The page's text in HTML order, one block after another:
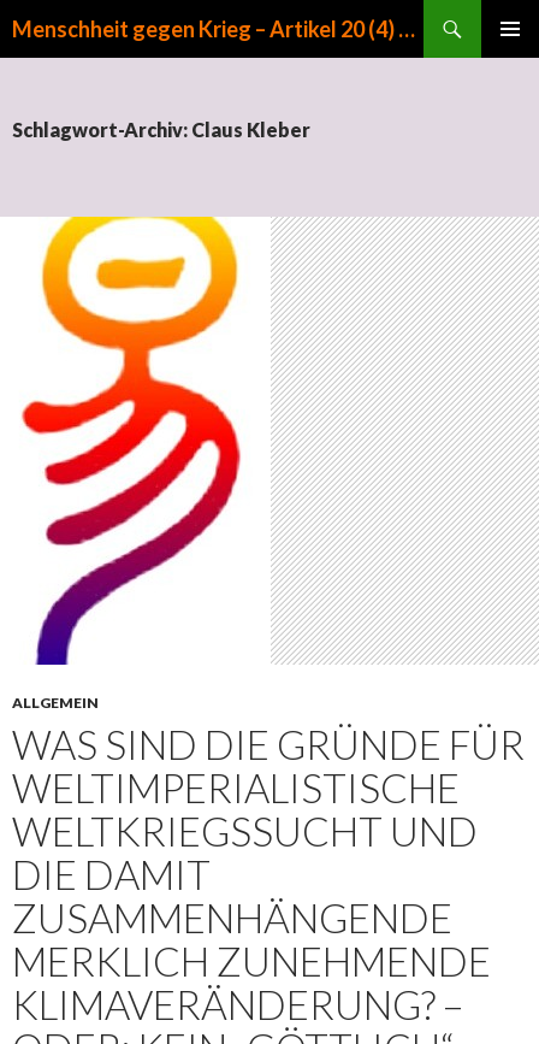
Menschheit gegen Krieg – Artikel 20 (4) GG
Schlagwort-Archiv: Claus Kleber
ALLGEMEIN
WAS SIND DIE GRÜNDE FÜR
WELTIMPERIALISTISCHE
WELTKRIEGSSUCHT UND
DIE DAMIT
ZUSAMMENHÄNGENDE
MERKLICH ZUNEHMENDE
KLIMAVERÄNDERUNG? –